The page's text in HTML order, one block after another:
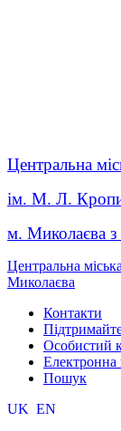
Центральна
ім. М. Л.
м. Миколаєва з
Центральна
Миколаєва
Контакти
Особистий
Електронна
Пошук
UK EN